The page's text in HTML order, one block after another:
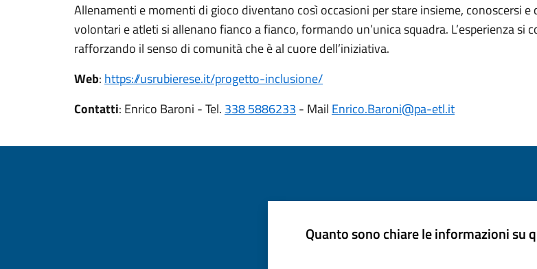
Allenamenti e momenti di gioco diventano così occasioni per stare insieme, conoscersi
volontari e atleti si allenano fianco a fianco, formando un’unica squadra. L’esperienza
rafforzando il senso di comunità che è al cuore dell’iniziativa.
Web: https://usrubierese.it/progetto-inclusione/
Contatti: Enrico Baroni -Tel. 338 5886233 - Mail Enrico.Baroni@pa-etl.it
Quanto sono chiare le informazioni su